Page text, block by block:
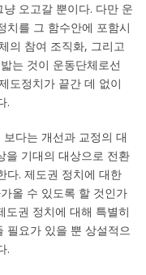
오고갈 뿐이다. 다만 운
치를 그 함수안에 포함시
의 참여 조직화, 그리고
는 것이 운동단체로선
도정치가 끝간 데 없이
.
다는 개선과 교정의 대
을 기대의 대상으로 전환
다. 제도권 정치에 대한
올 수 있도록 할 것인가
도권 정치에 대해 특별히
필요가 있을 뿐 상설적으
.